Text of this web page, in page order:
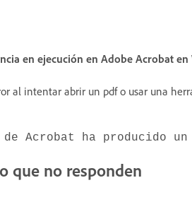
en ejecución en Adobe Acrobat en
al intentar abrir un pdf o usar una
Acrobat ha producido
que no responden